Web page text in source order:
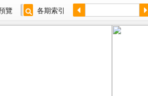
覽 各期索引